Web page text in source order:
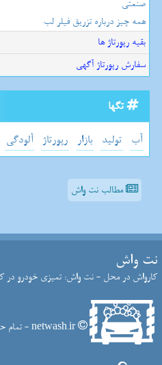
صنعتی
همه چیز درباره تزریق فیلر لب
بقیه رپورتاژ ها
سفارش رپورتاژ آگهی
تگها
آب تولید بازار رپورتاژ آلودگی
مطالب نت واش
نت واش
کارواش در محل - نت واش: تمیزی خودرو در
netwash.ir - تمام حقوق سایت نت واش محفوظ است